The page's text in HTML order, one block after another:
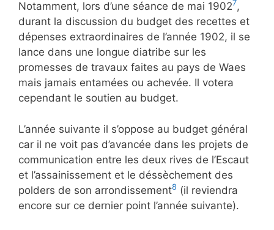
Notamment, lors d’une séance de mai 19027,
durant la discussion du budget des recettes et
dépenses extraordinaires de l’année 1902, il se
lance dans une longue diatribe sur les
promesses de travaux faites au pays de Waes
mais jamais entamées ou achevée. Il votera
cependant le soutien au budget.
L’année suivante il s’oppose au budget général
car il ne voit pas d’avancée dans les projets de
communication entre les deux rives de l’Escaut
et l’assainissement et le déssèchement des
polders de son arrondissement8 (il reviendra
encore sur ce dernier point l’année suivante).